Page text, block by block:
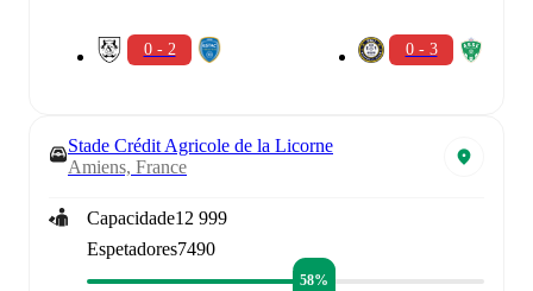
0 - 2 0 - 3
Stade Crédit Agricole de la Licorne
Amiens, France
Capacidade12 999
Espetadores7490
58%